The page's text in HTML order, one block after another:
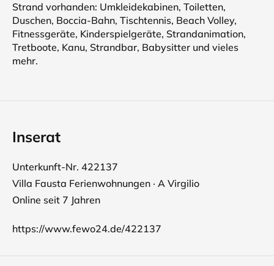
Strand vorhanden: Umkleidekabinen, Toiletten,
Duschen, Boccia-Bahn, Tischtennis, Beach Volley,
Fitnessgeräte, Kinderspielgeräte, Strandanimation,
Tretboote, Kanu, Strandbar, Babysitter und vieles
mehr.
Inserat
Unterkunft-Nr. 422137
Villa Fausta Ferienwohnungen · A Virgilio
Online seit 7 Jahren
https://www.fewo24.de/422137